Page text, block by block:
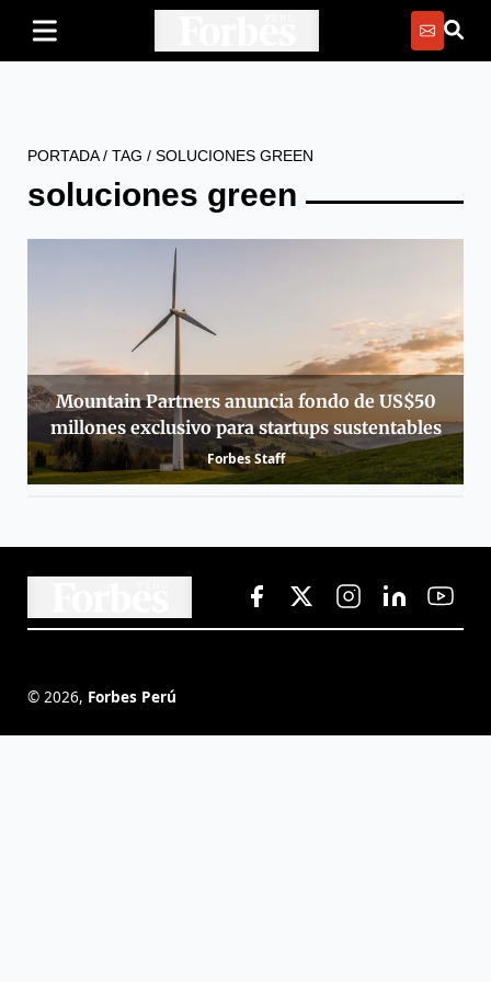
PORTADA/ TAG / SOLUCIONES GREEN
soluciones green
Mountain Partners anuncia fondo de US$50
millones exclusivo para startups sustentables
Forbes Staff
© 2026, Forbes Perú